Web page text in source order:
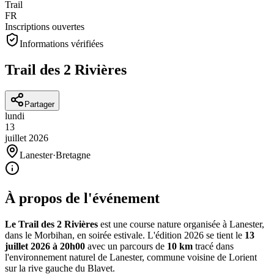
Trail
FR
Inscriptions ouvertes
Informations vérifiées
Trail des 2 Rivières
Partager
lundi
13
juillet 2026
Lanester·Bretagne
À propos de l'événement
Le Trail des 2 Rivières est une course nature organisée à Lanester,
dans le Morbihan, en soirée estivale. L'édition 2026 se tient le 13
juillet 2026 à 20h00 avec un parcours de 10 km tracé dans
l'environnement naturel de Lanester, commune voisine de Lorient
sur la rive gauche du Blavet.